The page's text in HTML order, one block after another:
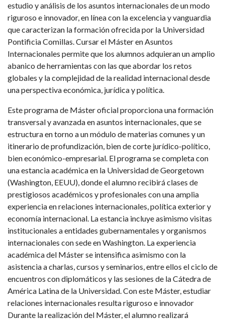
estudio y análisis de los asuntos internacionales de un modo
riguroso e innovador, en línea con la excelencia y vanguardia
que caracterizan la formación ofrecida por la Universidad
Pontificia Comillas. Cursar el Máster en Asuntos
Internacionales permite que los alumnos adquieran un amplio
abanico de herramientas con las que abordar los retos
globales y la complejidad de la realidad internacional desde
una perspectiva económica, jurídica y política.
Este programa de Máster oficial proporciona una formación
transversal y avanzada en asuntos internacionales, que se
estructura en torno a un módulo de materias comunes y un
itinerario de profundización, bien de corte jurídico-político,
bien económico-empresarial. El programa se completa con
una estancia académica en la Universidad de Georgetown
(Washington, EEUU), donde el alumno recibirá clases de
prestigiosos académicos y profesionales con una amplia
experiencia en relaciones internacionales, política exterior y
economía internacional. La estancia incluye asimismo visitas
institucionales a entidades gubernamentales y organismos
internacionales con sede en Washington. La experiencia
académica del Máster se intensifica asimismo con la
asistencia a charlas, cursos y seminarios, entre ellos el ciclo de
encuentros con diplomáticos y las sesiones de la Cátedra de
América Latina de la Universidad. Con este Máster, estudiar
relaciones internacionales resulta riguroso e innovador
Durante la realización del Máster, el alumno realizará